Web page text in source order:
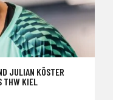
JULIAN KÖSTER
THW KIEL